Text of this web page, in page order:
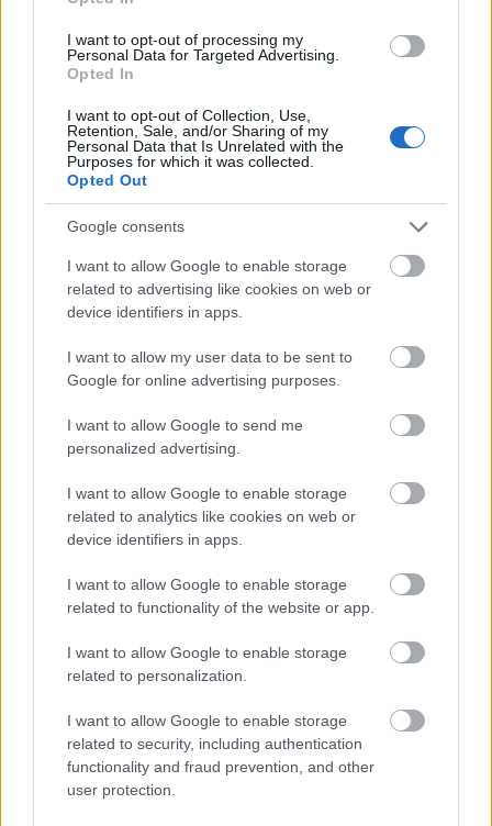
I want to opt-out of processing my
Personal Data for Targeted Advertising.
Opted In
I want to opt-out of Collection, Use,
Retention, Sale, and/or Sharing of my
Personal Data that Is Unrelated with the
Purposes for which it was collected.
Opted Out
Google consents
I want to allow Google to enable storage
related to advertising like cookies on web or
device identifiers in apps.
I want to allow my user data to be sent to
Google for online advertising purposes.
I want to allow Google to send me
personalized advertising.
I want to allow Google to enable storage
related to analytics like cookies on web or
device identifiers in apps.
I want to allow Google to enable storage
related to functionality of the website or app.
I want to allow Google to enable storage
related to personalization.
I want to allow Google to enable storage
related to security, including authentication
functionality and fraud prevention, and other
user protection.
Megosztás
Küldés
Messengeren
Itt állíthatod be, hogy a Google